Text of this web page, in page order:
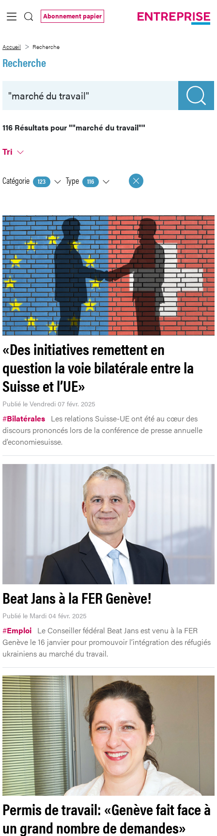
Saut au contenu principal
Abonnement papier
Accueil Recherche
Recherche
116 Résultats pour""marché du travail""
Tri
Catégorie 123 Type 116
«Des initiatives remettent en
question la voie bilatérale entre la
Suisse et l’UE»
Publié le Vendredi 07 févr. 2025
#Bilatérales Les relations Suisse-UE ont été au cœur des
discours prononcés lors de la conférence de presse annuelle
d’economiesuisse.
Beat Jans à la FER Genève!
Publié le Mardi 04 févr. 2025
#Emploi Le Conseiller fédéral Beat Jans est venu à la FER
Genève le 16 janvier pour promouvoir l’intégration des réfugiés
ukrainiens au marché du travail.
Permis de travail: «Genève fait face à
un grand nombre de demandes»